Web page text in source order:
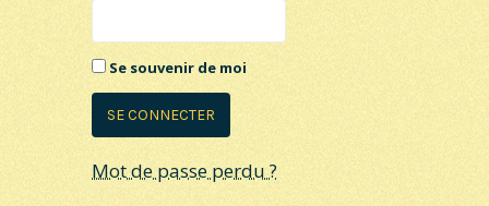
Se souvenir de moi
Mot de passe perdu ?